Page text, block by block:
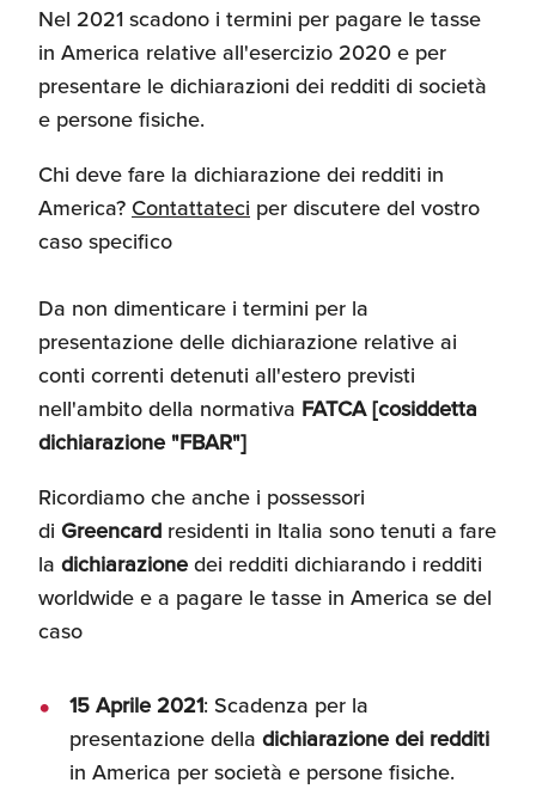
Apertura Ristoranti
Ricerche di Mercato
e Licenze
Ricerca Personale e
Umane
Nel 2021 scadono i termini per pagare le tasse
in America relative all'esercizio 2020 e per
presentare le dichiarazioni dei redditi di società
e persone fisiche.
Chi deve fare la dichiarazione dei redditi in
America? Contattateci per discutere del vostro
caso specifico
Da non dimenticare i termini per la
presentazione delle dichiarazione relative ai
conti correnti detenuti all'estero previsti
nell'ambito della normativa FATCA [cosiddetta
dichiarazione "FBAR"]
Ricordiamo che anche i possessori
di Greencard residenti in Italia sono tenuti a fare
la dichiarazionedei redditi dichiarando i redditi
worldwide e a pagare le tasse in America se del
caso
15 Aprile 2021: Scadenza per la
presentazione della dichiarazione dei redditi
in America per società e persone fisiche.